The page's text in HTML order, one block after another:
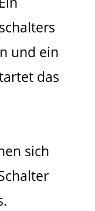
und ein
das
sich